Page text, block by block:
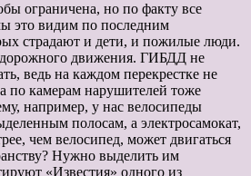
ограничена, но по факту все
это видим по последним
страдают и дети, и пожилые люди.
движения. ГИБДД не
ведь на каждом перекрестке не
по камерам нарушителей тоже
например, у нас велосипеды
полосам, а электросамокат,
чем велосипед, может двигаться
Нужно выделить им
«Известия» одного из